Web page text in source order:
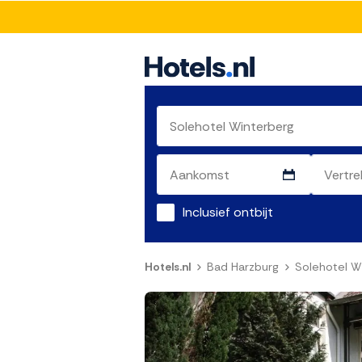
Inclusief ontbijt
Hotels.nl Bad Harzburg Solehotel